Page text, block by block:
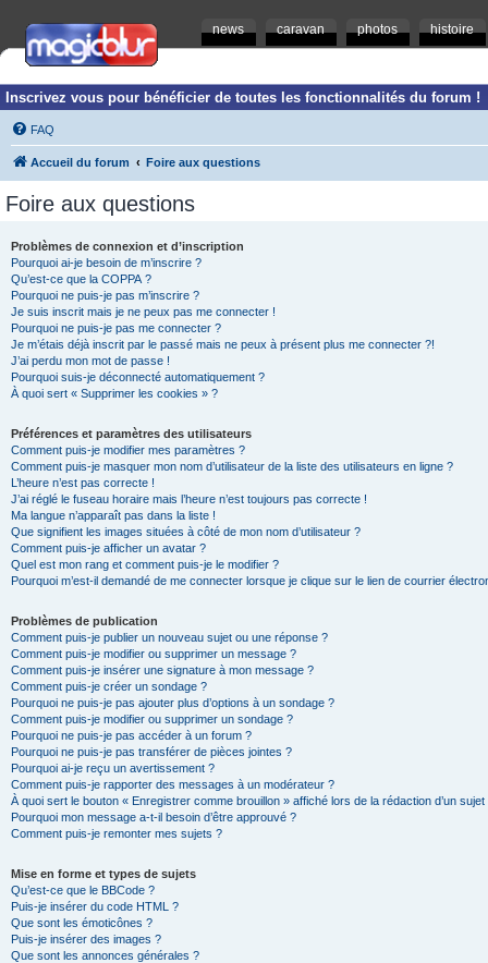
news caravan photos histoire
Inscrivez vous pour bénéficier de toutes les fonctionnalités du forum !
FAQ
Accueil du forum Foire aux questions
Foire aux questions
Problèmes de connexion et d’inscription
Pourquoi ai-je besoin de m’inscrire ?
Qu’est-ce que la COPPA ?
Pourquoi ne puis-je pas m’inscrire ?
Je suis inscrit mais je ne peux pas me connecter !
Pourquoi ne puis-je pas me connecter ?
Je m’étais déjà inscrit par le passé mais ne peux à présent plus me connecter ?!
J’ai perdu mon mot de passe !
Pourquoi suis-je déconnecté automatiquement ?
À quoi sert « Supprimer les cookies » ?
Préférences et paramètres des utilisateurs
Comment puis-je modifier mes paramètres ?
Comment puis-je masquer mon nom d’utilisateur de la liste des utilisateurs en ligne ?
L’heure n’est pas correcte !
J’ai réglé le fuseau horaire mais l’heure n’est toujours pas correcte !
Ma langue n’apparaît pas dans la liste !
Que signifient les images situées à côté de mon nom d’utilisateur ?
Comment puis-je afficher un avatar ?
Quel est mon rang et comment puis-je le modifier ?
Pourquoi m’est-il demandé de me connecter lorsque je clique sur le lien de courrier
Problèmes de publication
Comment puis-je publier un nouveau sujet ou une réponse ?
Comment puis-je modifier ou supprimer un message ?
Comment puis-je insérer une signature à mon message ?
Comment puis-je créer un sondage ?
Pourquoi ne puis-je pas ajouter plus d’options à un sondage ?
Comment puis-je modifier ou supprimer un sondage ?
Pourquoi ne puis-je pas accéder à un forum ?
Pourquoi ne puis-je pas transférer de pièces jointes ?
Pourquoi ai-je reçu un avertissement ?
Comment puis-je rapporter des messages à un modérateur ?
À quoi sert le bouton « Enregistrer comme brouillon » affiché lors de la rédaction d’un sujet
Pourquoi mon message a-t-il besoin d’être approuvé ?
Comment puis-je remonter mes sujets ?
Mise en forme et types de sujets
Qu’est-ce que le BBCode ?
Puis-je insérer du code HTML ?
Que sont les émoticônes ?
Puis-je insérer des images ?
Que sont les annonces générales ?